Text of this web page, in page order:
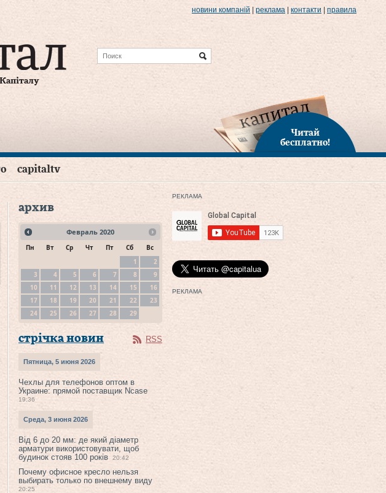
новини компаній реклама контакти правила
Читай
бесплатно!
capitaltv
архив
Февраль 2020
Пн Вт Ср Чт Пт Сб
Вс
1
2
3
4 5 6 7 8
9
10
11 12 13 14 15
16
17
18 19 20 21 22
23
24
25 26 27 28 29
стрічка новин RSS
Пятница, 5 июня 2026
Чехлы для телефонов оптом в
Украине: прямой поставщик Ncase
19:36
Среда, 3 июня 2026
Від 6 до 20 мм: де який діаметр
арматури використовувати, щоб
будинок стояв 100 років
20:42
Почему офисное кресло нельзя
выбирать только по внешнему виду
20:25
РЕКЛАМА
РЕКЛАМА